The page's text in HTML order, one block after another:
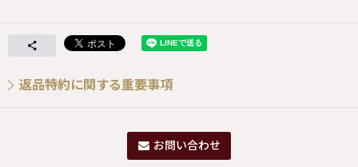
返品特約に関する重要事項
お問い合わせ